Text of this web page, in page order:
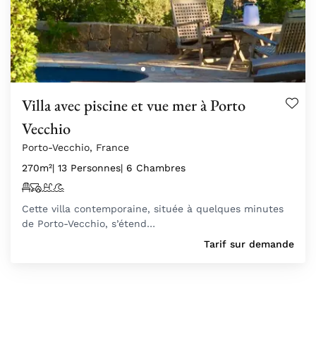
Villa avec piscine et vue mer à Porto
Vecchio
Porto-Vecchio, France
270m²| 13 Personnes| 6 Chambres
Cette villa contemporaine, située à quelques minutes
de Porto-Vecchio, s’étend…
Tarif sur demande